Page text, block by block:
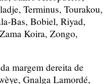
Terminus, Tourakou,
Bas, Bobiel, Riyad,
Koira, Zongo,
margem dereita de
Gnalga Lamordé,